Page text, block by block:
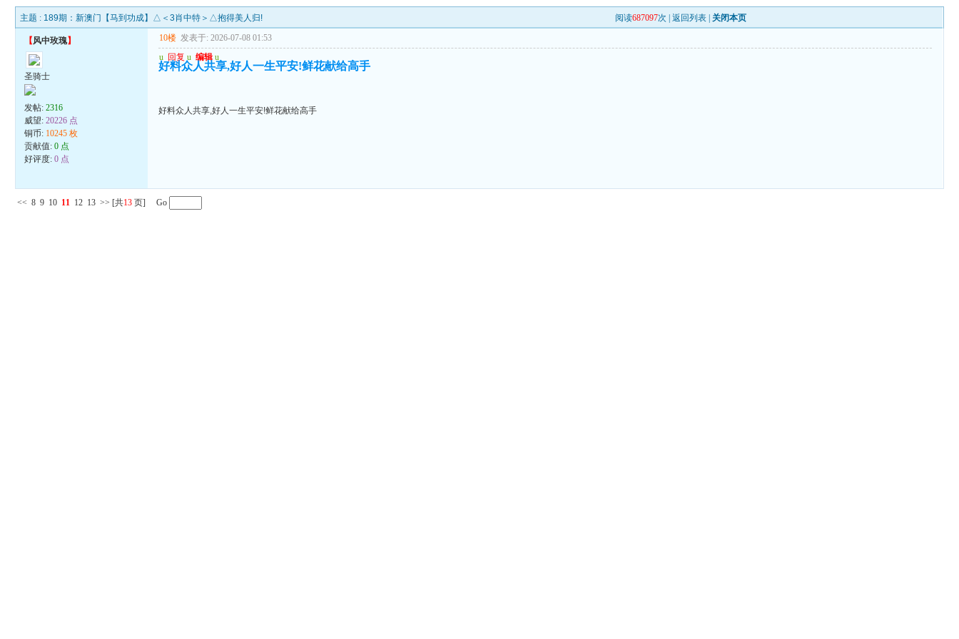
主题 : 189期：新澳门【马到功成】△＜3肖中特＞△抱得美人归! 阅读687097次 |返回列表 关闭本页
【风中玫瑰】
圣骑士
发帖:2316
威望:20226 点
铜币: 10245 枚
贡献值:0 点
好评度:0 点
10楼 发表于: 2026-07-08 01:53
u 回复 u 编辑 u
好料众人共享,好人一生平安!鲜花献给高手
好料众人共享,好人一生平安!鲜花献给高手
<< 8 9 10 11 12 13 >> [共13 页] Go